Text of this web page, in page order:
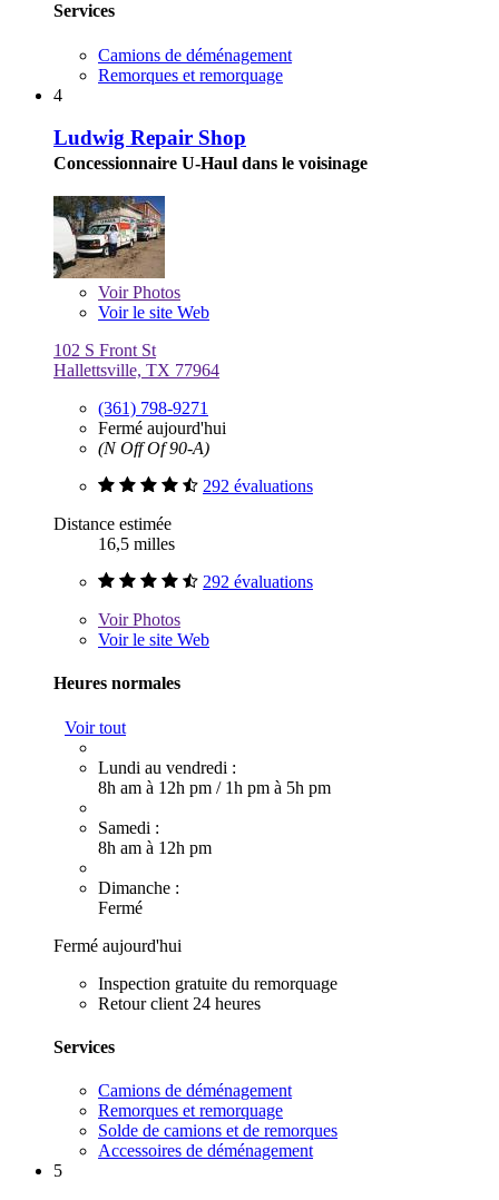
Services
Camions de déménagement
Remorques et remorquage
4
Ludwig Repair Shop
Concessionnaire U-Haul dans le voisinage
VoirPhotos
Voir le site Web
102 S Front St
Hallettsville, TX 77964
(361) 798-9271
Fermé aujourd'hui
(N Off Of 90-A)
292 évaluations
Distance estimée
16,5 milles
292 évaluations
VoirPhotos
Voir le site Web
Heures normales
Voir tout
Lundi au vendredi :
8h am à 12h pm / 1h pm à 5h pm
Samedi :
8h am à 12h pm
Dimanche :
Fermé
Fermé aujourd'hui
Inspection gratuite du remorquage
Retour client 24 heures
Services
Camions de déménagement
Remorques et remorquage
Solde de camions et de remorques
Accessoires de déménagement
5